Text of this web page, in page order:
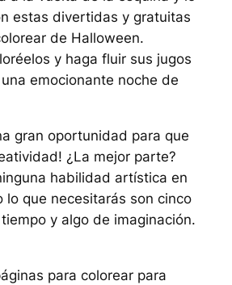
estas divertidas y gratuitas
de Halloween.
y haga fluir sus jugos
emocionante noche de
gran oportunidad para que
¿La mejor parte?
habilidad artística en
lo que necesitarás son cinco
y algo de imaginación.
para colorear para